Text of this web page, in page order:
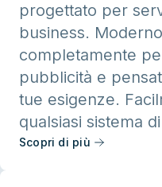
progettato per
business.
completamente
pubblicità e
tue esigenze.
qualsiasi sistema
Scopri di più